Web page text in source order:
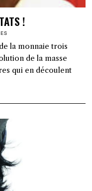
!
la monnaie trois
de la masse
qui en découlent